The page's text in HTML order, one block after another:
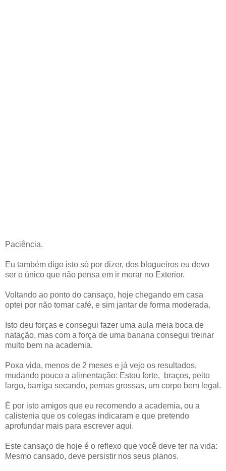
Paciência.
Eu também digo isto só por dizer, dos blogueiros eu devo
ser o único que não pensa em ir morar no Exterior.
Voltando ao ponto do cansaço, hoje chegando em casa
optei por não tomar café, e sim jantar de forma moderada.
Isto deu forças e consegui fazer uma aula meia boca de
natação, mas com a força de uma banana consegui treinar
muito bem na academia.
Poxa vida, menos de 2 meses e já vejo os resultados,
mudando pouco a alimentação: Estou forte, braços, peito
largo, barriga secando, pernas grossas, um corpo bem legal.
É por isto amigos que eu recomendo a academia, ou a
calistenia que os colegas indicaram e que pretendo
aprofundar mais para escrever aqui.
Este cansaço de hoje é o reflexo que você deve ter na vida:
Mesmo cansado, deve persistir nos seus planos.